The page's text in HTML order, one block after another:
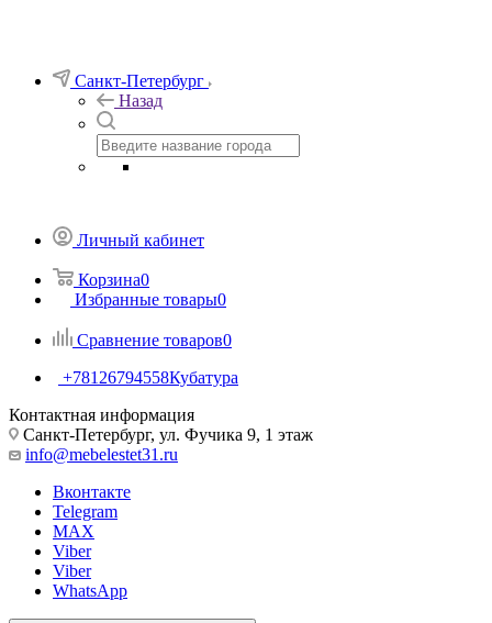
Санкт-Петербург
Назад
Личный кабинет
Корзина0
Избранные товары0
Сравнение товаров0
+78126794558Кубатура
Контактная информация
Санкт-Петербург, ул. Фучика 9, 1 этаж
info@mebelestet31.ru
Вконтакте
Telegram
MAX
Viber
Viber
WhatsApp